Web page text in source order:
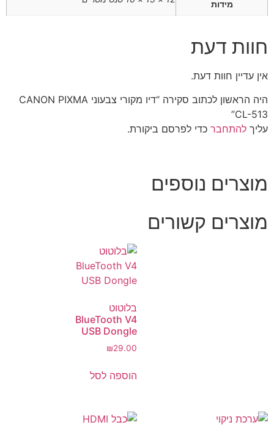
מידות
חוות דעת
אין עדיין חוות דעת.
היה הראשון לכתוב סקירה “דיו מקורי צבעוני CANON PIXMA
CL-513”
עליך להתחבר כדי לפרסם ביקורת.
מוצרים נוספים
מוצרים קשורים
בלוטוט
BlueTooth V4
USB Dongle
₪29.00
הוספה לסל